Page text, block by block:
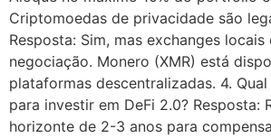
Criptomoedas de privacidade são
Resposta: Sim, mas exchanges locais
negociação. Monero (XMR) está
plataformas descentralizadas. 4.
para investir em DeFi 2.0? Resposta:
horizonte de 2-3 anos para